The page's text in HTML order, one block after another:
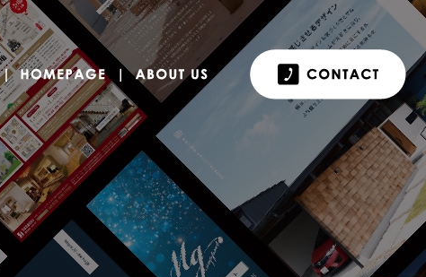
チラシ・パンフレットなど
GRAPHIC DESIGN ホームページ
HOMEPAGE 私たちについて
ABOUT US